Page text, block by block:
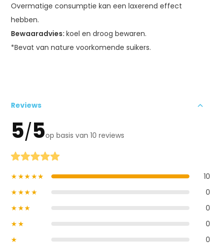
Overmatige consumptie kan een laxerend effect
hebben.
Bewaaradvies:koel en droog bewaren.
*Bevat van nature voorkomende suikers.
Reviews
5/5op basis van 10 reviews
★★★★★
10
★★★★
0
★★★
0
★★
0
★
0